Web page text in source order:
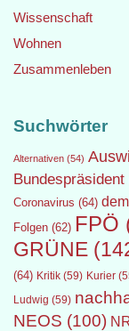
Wissenschaft
Wohnen
Zusammenleben
Suchwörter
Alternativen (54)
Bundespräsident
Coronavirus (64)
Folgen (62) FPÖ
GRÜNE
(64) Kritik (59) Kurier
Ludwig (59)
NEOS (100)